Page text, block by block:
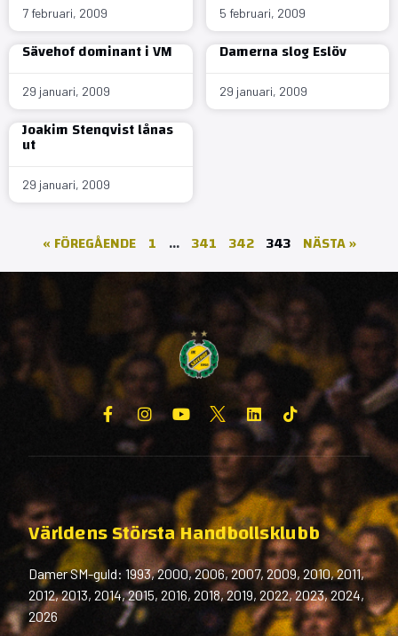
7 februari, 2009 5 februari, 2009
Sävehof dominant i VM
29 januari, 2009
Damerna slog Eslöv
29 januari, 2009
Joakim Stenqvist lånas
ut
29 januari, 2009
« FÖREGÅENDE 1 … 341 342 343 NÄSTA »
Världens Största Handbollsklubb
Damer SM-guld: 1993, 2000, 2006, 2007, 2009, 2010, 2011,
2012, 2013, 2014, 2015, 2016, 2018, 2019, 2022, 2023, 2024,
2026